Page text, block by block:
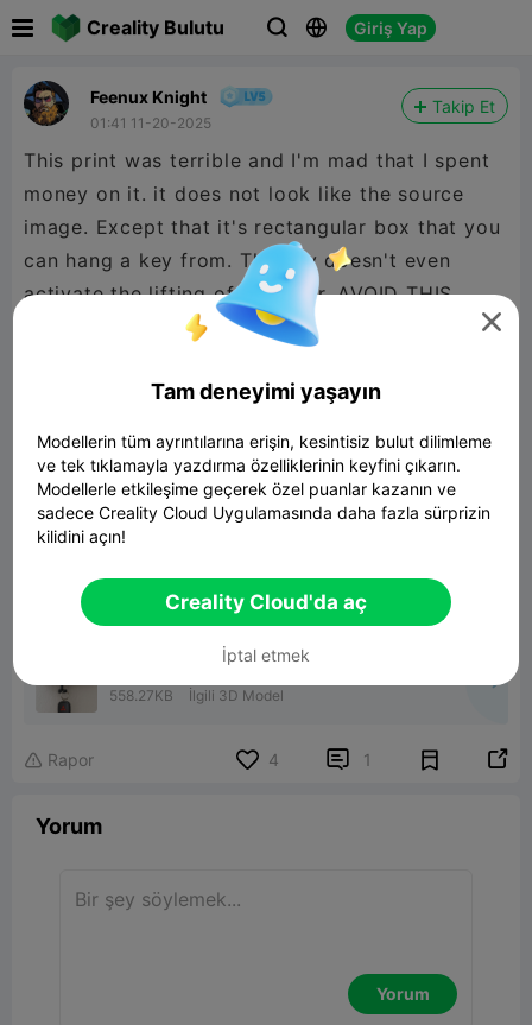
Creality Bulutu   Giriş Yap
Feenux Knight
01:41 11-20-2025
Takip Et
This print was terrible and I'm mad that I spent
money on it. it does not look like the source
image. Except that it's rectangular box that you
can hang a key from. The key doesn't even
activate the lifting of the door. AVOID THIS
00:26

HotWheels Garage Keyholder
558.27KB İlgili 3D Model
 Rapor 4  1 
Yorum
Yorum

Tam deneyimi yaşayın
Modellerin tüm ayrıntılarına erişin, kesintisiz bulut dilimleme
ve tek tıklamayla yazdırma özelliklerinin keyfini çıkarın.
Modellerle etkileşime geçerek özel puanlar kazanın ve
sadece Creality Cloud Uygulamasında daha fazla sürprizin
kilidini açın!
Creality Cloud'da aç
İptal etmek